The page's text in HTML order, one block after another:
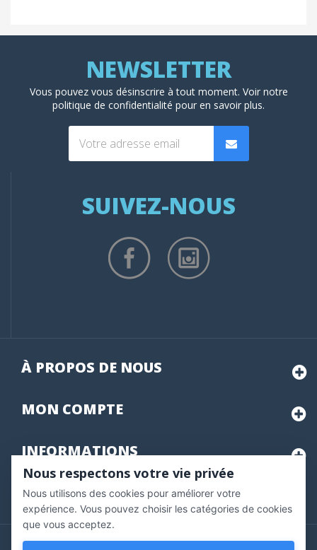
Vous pouvez vous désinscrire à tout moment. Voir notre
politique de confidentialité pour en savoir plus.
SUIVEZ-NOUS
À PROPOS DE NOUS
MON COMPTE
INFORMATIONS
Marchand approuvé par la Société des Avis Garantis,
pour vérifier .
Copyright © 2020 Vernazobres Grego - tous droits
Nous respectons votre vie privée
Nous utilisons des cookies pour améliorer votre
expérience. Vous pouvez choisir les catégories de cookies
que vous acceptez.